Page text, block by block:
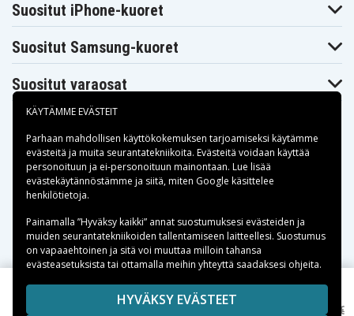
14,90 €
Suositut iPhone-kuoret
Suositut Samsung-kuoret
Suositut varaosat
Maksuvaihtoehdot
Toimitusvaihtoehdot
Copyright © 2026, Spares Nordic AB
KÄYTÄMME EVÄSTEIT
Parhaan mahdollisen käyttökokemuksen tarjoamiseksi käytämme
evästeitä ja muita seurantatekniikoita. Evästeitä voidaan käyttää
personoituun ja ei-personoituun mainontaan. Lue lisää
evästekäytännöstämme ja siitä, miten Google käsittelee
henkilötietoja.
Painamalla ”Hyväksy kaikki” annat suostumuksesi evästeiden ja
muiden seurantatekniikoiden tallentamiseen laitteellesi. Suostumus
on vapaaehtoinen ja sitä voi muuttaa milloin tahansa
evästeasetuksista tai ottamalla meihin yhteyttä saadaksesi ohjeita.
HYVÄKSY EVÄSTEET